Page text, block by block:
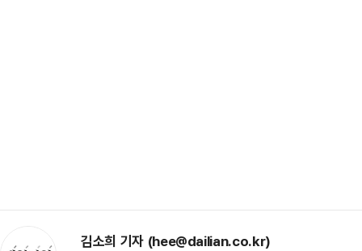
김소희 기자 (hee@dailian.co.kr)